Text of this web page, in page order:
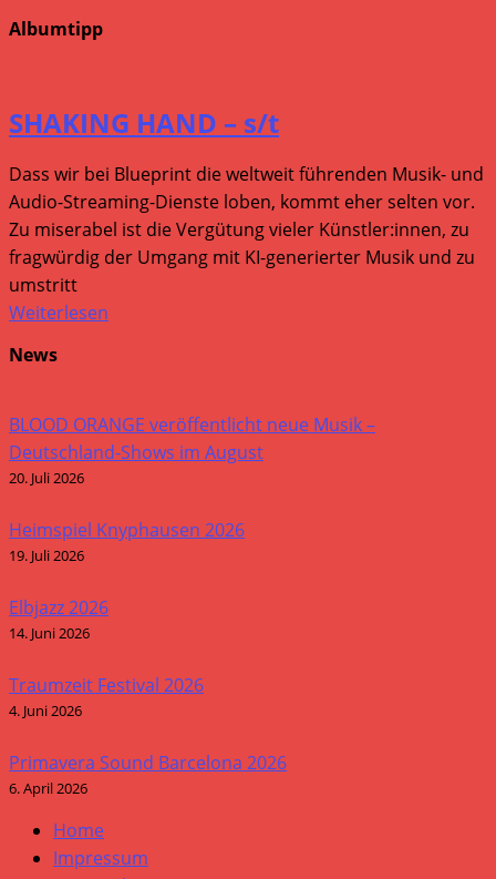
Albumtipp
SHAKING HAND – s/t
Dass wir bei Blueprint die weltweit führenden Musik- und
Audio-Streaming-Dienste loben, kommt eher selten vor.
Zu miserabel ist die Vergütung vieler Künstler:innen, zu
fragwürdig der Umgang mit KI-generierter Musik und zu
umstritt
Weiterlesen
News
BLOOD ORANGE veröffentlicht neue Musik –
Deutschland-Shows im August
20. Juli 2026
Heimspiel Knyphausen 2026
19. Juli 2026
Elbjazz 2026
14. Juni 2026
Traumzeit Festival 2026
4. Juni 2026
Primavera Sound Barcelona 2026
6. April 2026
Home
Impressum